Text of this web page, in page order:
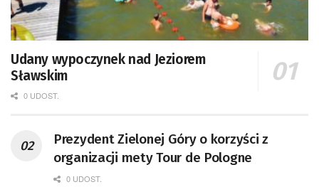
Udany wypoczynek nad Jeziorem
Sławskim
0 UDOST.
Prezydent Zielonej Góry o korzyści z
organizacji mety Tour de Pologne
0 UDOST.